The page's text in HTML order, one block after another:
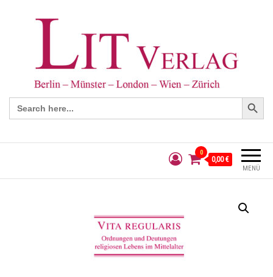
Search
for:
Search Button
MENÜ
0
0,00 €